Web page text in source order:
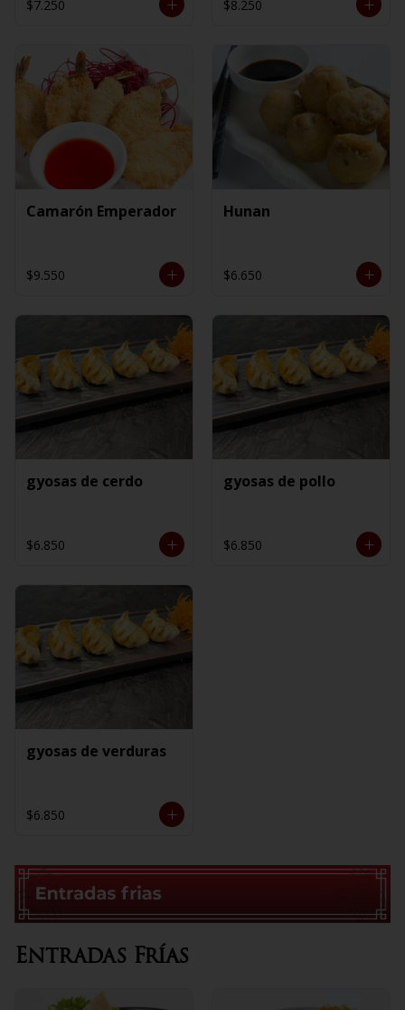
$7.250 $8.250
Camarón Emperador
$9.550
Hunan
$6.650
gyosas de cerdo
$6.850
gyosas de pollo
$6.850
gyosas de verduras
$6.850
Entradas Frías